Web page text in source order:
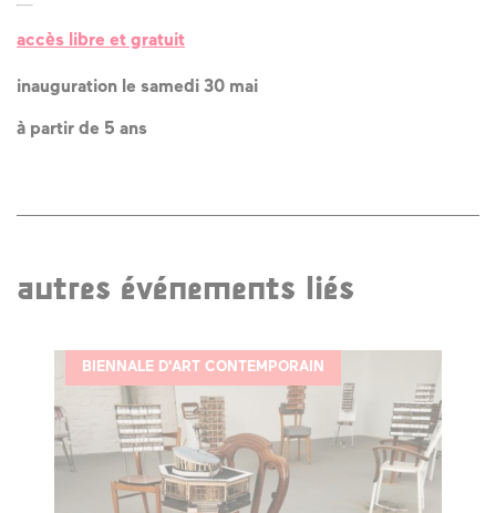
accès libre et gratuit
inauguration le samedi 30 mai
à partir de 5 ans
autres événements liés
BIENNALE D'ART CONTEMPORAIN